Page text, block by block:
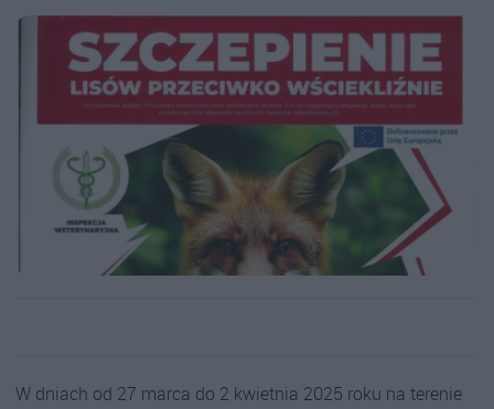
W dniach od 27 marca do 2 kwietnia 2025 roku na terenie